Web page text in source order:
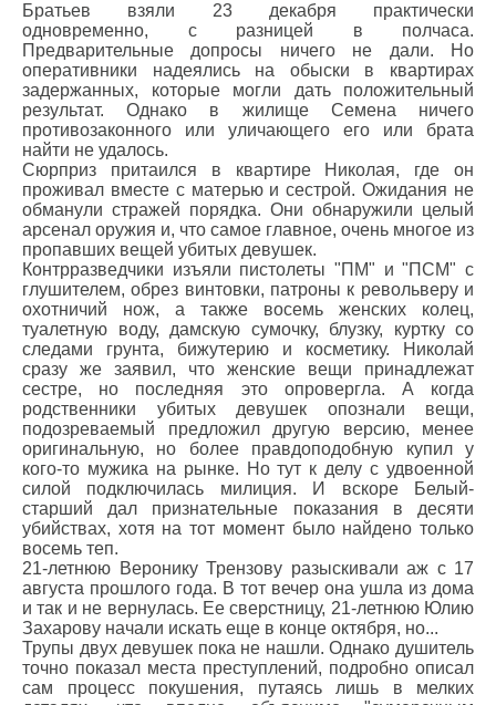
Братьев взяли 23 декабря практически
одновременно, с разницей в полчаса.
Предварительные допросы ничего не дали. Но
оперативники надеялись на обыски в квартирах
задержанных, которые могли дать положительный
результат. Однако в жилище Семена ничего
противозаконного или уличающего его или брата
найти не удалось.
Сюрприз притаился в квартире Николая, где он
проживал вместе с матерью и сестрой. Ожидания не
обманули стражей порядка. Они обнаружили целый
арсенал оружия и, что самое главное, очень многое из
пропавших вещей убитых девушек.
Контрразведчики изъяли пистолеты "ПМ" и "ПСМ" с
глушителем, обрез винтовки, патроны к револьверу и
охотничий нож, а также восемь женских колец,
туалетную воду, дамскую сумочку, блузку, куртку со
следами грунта, бижутерию и косметику. Николай
сразу же заявил, что женские вещи принадлежат
сестре, но последняя это опровергла. А когда
родственники убитых девушек опознали вещи,
подозреваемый предложил другую версию, менее
оригинальную, но более правдоподобную купил у
кого-то мужика на рынке. Но тут к делу с удвоенной
силой подключилась милиция. И вскоре Белый-
старший дал признательные показания в десяти
убийствах, хотя на тот момент было найдено только
восемь теп.
21-летнюю Веронику Трензову разыскивали аж с 17
августа прошлого года. В тот вечер она ушла из дома
и так и не вернулась. Ее сверстницу, 21-летнюю Юлию
Захарову начали искать еще в конце октября, но...
Трупы двух девушек пока не нашли. Однако душитель
точно показал места преступлений, подробно описал
сам процесс покушения, путаясь лишь в мелких